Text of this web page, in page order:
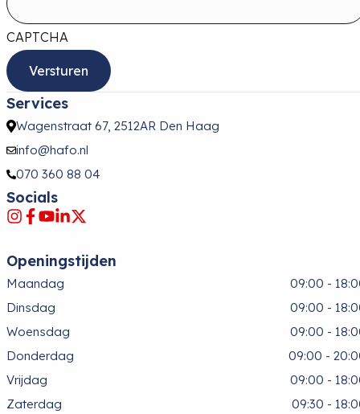
CAPTCHA
Services
Wagenstraat 67, 2512AR Den Haag
info@hafo.nl
070 360 88 04
Socials
Openingstijden
Maandag
09:00 -
Dinsdag
09:00 -
Woensdag
09:00 -
Donderdag
09:00 -
Vrijdag
09:00 -
Zaterdag
09:30 -